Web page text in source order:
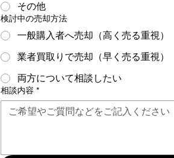
その他
検討中の売却方法
一般購入者へ売却（高く売る重視）
業者買取りで売却（早く売る重視）
両方について相談したい
相談内容 *